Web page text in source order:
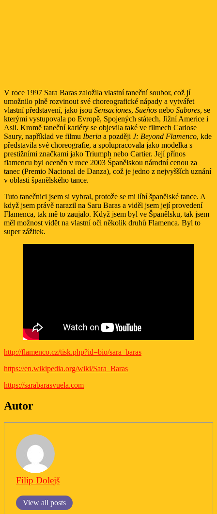
V roce 1997 Sara Baras založila vlastní taneční soubor, což jí
umožnilo plně rozvinout své choreografické nápady a vytvářet
vlastní představení, jako jsou Sensaciones, Sueños nebo Sabores, se
kterými vystupovala po Evropě, Spojených státech, Jižní Americe i
Asii. Kromě taneční kariéry se objevila také ve filmech Carlose
Saury, například ve filmu Iberia a později J: Beyond Flamenco, kde
představila své choreografie, a spolupracovala jako modelka s
prestižními značkami jako Triumph nebo Cartier. Její přínos
flamencu byl oceněn v roce 2003 Španělskou národní cenou za
tanec (Premio Nacional de Danza), což je jedno z nejvyšších uznání
v oblasti španělského tance.
Tuto tanečnici jsem si vybral, protože se mi líbí španělské tance. A
když jsem právě narazil na Saru Baras a viděl jsem její provedení
Flamenca, tak mě to zaujalo. Když jsem byl ve Španělsku, tak jsem
měl možnost vidět na vlastní oči několik druhů Flamenca. Byl to
super zážitek.
http://flamenco.cz/tisk.php?id=bio/sara_baras
https://en.wikipedia.org/wiki/Sara_Baras
https://sarabarasvuela.com
Autor
Filip Dolejš
View all posts